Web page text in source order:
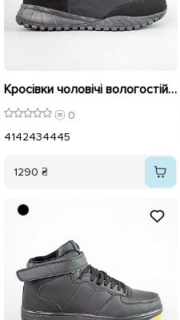
Кросівки чоловічі вологостійкі на хутрі 593458 Чорні
0
4142434445
1290 ₴